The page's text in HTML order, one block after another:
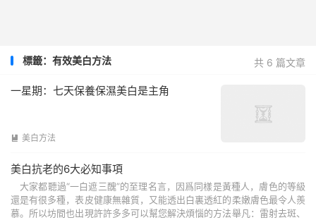
共 6 篇文章
標籤：有效美白方法
一星期：七天保養保濕美白是主角
 美白方法
美白抗老的6大必知事項
大家都聽過“一白遮三醜”的至理名言，因爲同樣是黃種人，膚色的等級
還是有很多種，表皮健康無雜質，又能透出白裏透紅的柔嫩膚色最令人羨
慕。所以坊間也出現許許多多可以幫您解決煩惱的方法舉凡：雷射去斑、